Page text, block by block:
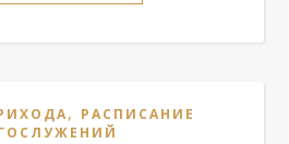
, РАСПИСАНИЕ